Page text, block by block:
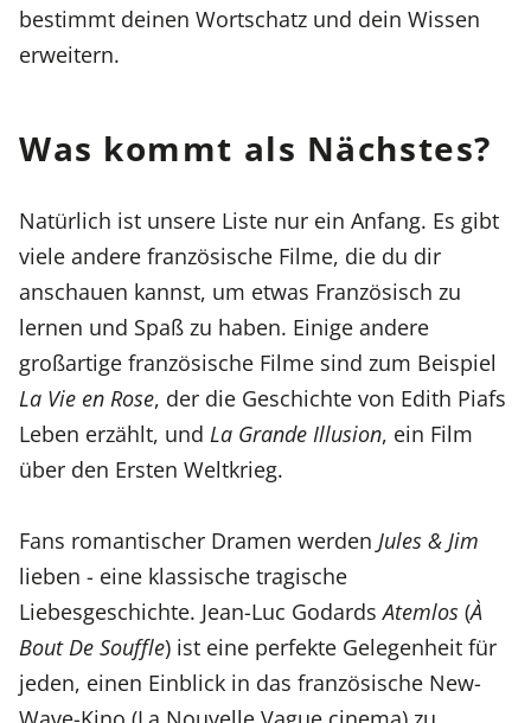
bestimmt deinen Wortschatz und dein Wissen
erweitern.
Was kommt als Nächstes?
Natürlich ist unsere Liste nur ein Anfang. Es gibt
viele andere französische Filme, die du dir
anschauen kannst, um etwas Französisch zu
lernen und Spaß zu haben. Einige andere
großartige französische Filme sind zum Beispiel
La Vie en Rose, der die Geschichte von Edith Piafs
Leben erzählt, und La Grande Illusion, ein Film
über den Ersten Weltkrieg.
Fans romantischer Dramen werden Jules & Jim
lieben - eine klassische tragische
Liebesgeschichte. Jean-Luc GodardsAtemlos (À
Bout De Souffle) ist eine perfekte Gelegenheit für
jeden, einen Einblick in das französische New-